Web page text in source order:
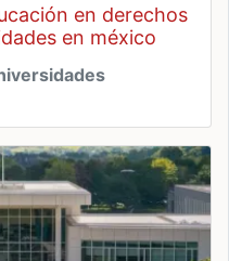
en méxico